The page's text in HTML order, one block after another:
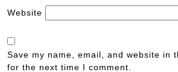
Website
Save my name, email, and website in
for the next time I comment.